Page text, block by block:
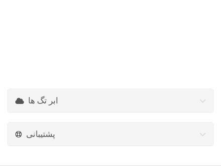
ابر تگ ها
پشتیبانی